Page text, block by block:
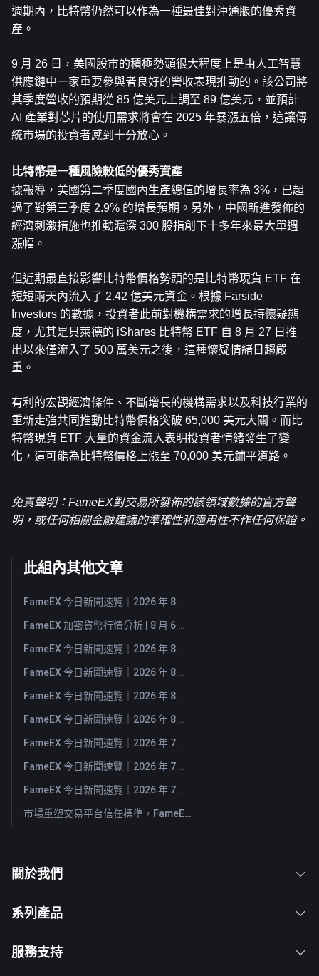
週期內，比特幣仍然可以作為一種最佳對沖通脹的優秀資
產。
9 月 26 日，美國股市的積極勢頭很大程度上是由人工智慧
供應鏈中一家重要參與者良好的營收表現推動的。該公司將
其季度營收的預期從 85 億美元上調至 89 億美元，並預計
AI 產業對芯片的使用需求將會在 2025 年暴漲五倍，這讓傳
統市場的投資者感到十分放心。
比特幣是一種風險較低的優秀資產
據報導，美國第二季度國內生產總值的增長率為 3%，已超
過了對第三季度 2.9% 的增長預期。另外，中國新進發佈的
經濟刺激措施也推動滬深 300 股指創下十多年來最大單週
漲幅。
但近期最直接影響比特幣價格勢頭的是比特幣現貨 ETF 在
短短兩天內流入了 2.42 億美元資金。根據 Farside
Investors 的數據，投資者此前對機構需求的增長持懷疑態
度，尤其是貝萊德的 iShares 比特幣 ETF 自 8 月 27 日推
出以來僅流入了 500 萬美元之後，這種懷疑情緒日趨嚴
重。
有利的宏觀經濟條件、不斷增長的機構需求以及科技行業的
重新走強共同推動比特幣價格突破 65,000 美元大關。而比
特幣現貨 ETF 大量的資金流入表明投資者情緒發生了變
化，這可能為比特幣價格上漲至 70,000 美元鋪平道路。
免責聲明：FameEX對交易所發佈的該領域數據的官方聲
明，或任何相關金融建議的準確性和適用性不作任何保證。
此組內其他文章
FameEX 今日新聞速覽｜2026 年 8 月 7 日
FameEX 加密貨幣行情分析 | 8 月 6 日, 2026
FameEX 今日新聞速覽｜2026 年 8 月 6 日
FameEX 今日新聞速覽｜2026 年 8 月 5 日
FameEX 今日新聞速覽｜2026 年 8 月 4 日
FameEX 今日新聞速覽｜2026 年 8 月 3 日
FameEX 今日新聞速覽｜2026 年 7 月 31 日
FameEX 今日新聞速覽｜2026 年 7 月 30 日
FameEX 今日新聞速覽｜2026 年 7 月 29 日
市場重塑交易平台信任標準，FameEX 以八年穩健營運持續服務全球用戶
關於我們
系列產品
服務支持